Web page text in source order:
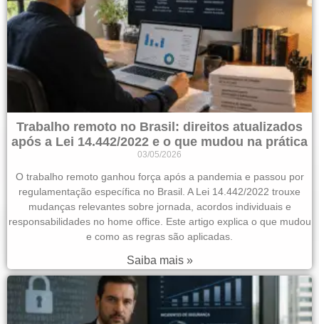
Trabalho remoto no Brasil: direitos atualizados
após a Lei 14.442/2022 e o que mudou na prática
03/05/2026
O trabalho remoto ganhou força após a pandemia e passou por
regulamentação específica no Brasil. A Lei 14.442/2022 trouxe
mudanças relevantes sobre jornada, acordos individuais e
responsabilidades no home office. Este artigo explica o que mudou
e como as regras são aplicadas.
Saiba mais »